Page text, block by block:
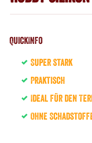
QuickInfo
Super stark
Praktisch
Ideal für den
Ohne